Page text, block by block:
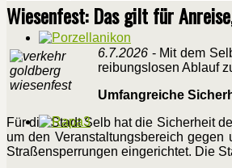
Wiesenfest: Das gilt für
6.7.2026 - Mit dem
reibungslosen Ablauf
Umfangreiche
Für die Stadt Selb hat die Sicherheit
um den Veranstaltungsbereich
Straßensperrungen eingerichtet. Die